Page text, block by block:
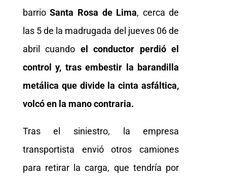
barrioSanta Rosa de Lima, cerca de
las 5 de la madrugada del jueves 06 de
abril cuando el conductor perdió el
control y, tras embestir la barandilla
metálica que divide la cinta asfáltica,
volcó en la mano contraria.
Tras el siniestro, la empresa
transportista envió otros camiones
para retirar la carga, que tendría por